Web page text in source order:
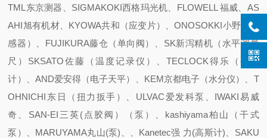
TML东京测器、SIGMAKOKI西格玛光机、FLOWELL 福威、AS
AHI旭有机材、KYOWA共和（应变片）、ONOSOKKI小野（传
感器）、FUJIKURA藤仓（单向阀）、SK新泻精机（水平测量
尺）SKSATO佐藤（温度记录仪）、TECLOCK得乐（硬度
计）、AND爱安得（电子天平）、KEM京都电子（水分仪）、T
OHNICHI东日（扭力扳手）、ULVAC爱发科泵、IWAKI易威
奇、SAN-EI三英(点胶阀）（泵）、kashiyama柏山（干式
泵）、MARUYAMA丸山(泵)、、Kanetec强 力(高斯计)、SAKU